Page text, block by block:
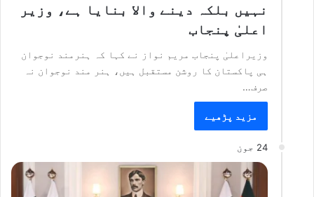
نہیں بلکہ دینے والا بنایا ہے، وزیر
اعلیٰ پنجاب
وزیراعلیٰ پنجاب مریم نواز نے کہا کہ ہنرمند نوجوان
ہی پاکستان کا روشن مستقبل ہیں، ہنر مند نوجوان نہ
صرف…
مزید پڑھیے
24 جون